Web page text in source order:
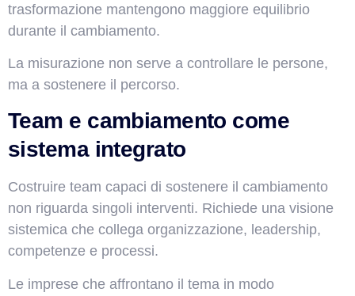
trasformazione mantengono maggiore equilibrio
durante il cambiamento.
La misurazione non serve a controllare le persone,
ma a sostenere il percorso.
Team e cambiamento come
sistema integrato
Costruire team capaci di sostenere il cambiamento
non riguarda singoli interventi. Richiede una visione
sistemica che collega organizzazione, leadership,
competenze e processi.
Le imprese che affrontano il tema in modo